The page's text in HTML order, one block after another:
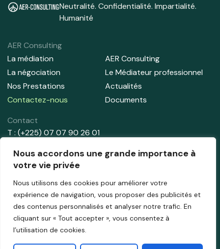
Nous accordons une grande importance à
votre vie privée
Nous utilisons des cookies pour améliorer votre
expérience de navigation, vous proposer des publicités et
des contenus personnalisés et analyser notre trafic. En
cliquant sur « Tout accepter », vous consentez à
l’utilisation de cookies.
Neutralité. Confidentialité. Impartialité.
Humanité
AER Consulting
La médiation
La négociation
Nos Prestations
Contactez-nous
AER Consulting
Le Médiateur professionnel
Actualités
Documents
Contact
T : (+225) 07 07 90 26 01
T : (+225) 01 02 91 44 71
info@aer-consulting.com
Adresse
Abidjan – Cocody
République de Côte d’Ivoire